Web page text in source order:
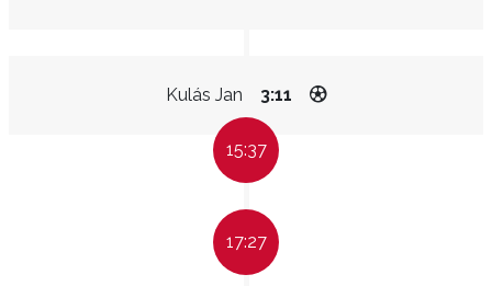
Kulás Jan 3:11
15:37
17:27